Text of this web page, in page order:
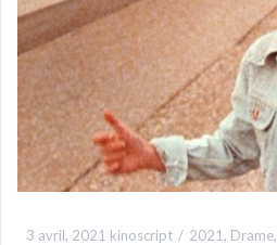
3 avril, 2021 kinoscript 2021, Drame,